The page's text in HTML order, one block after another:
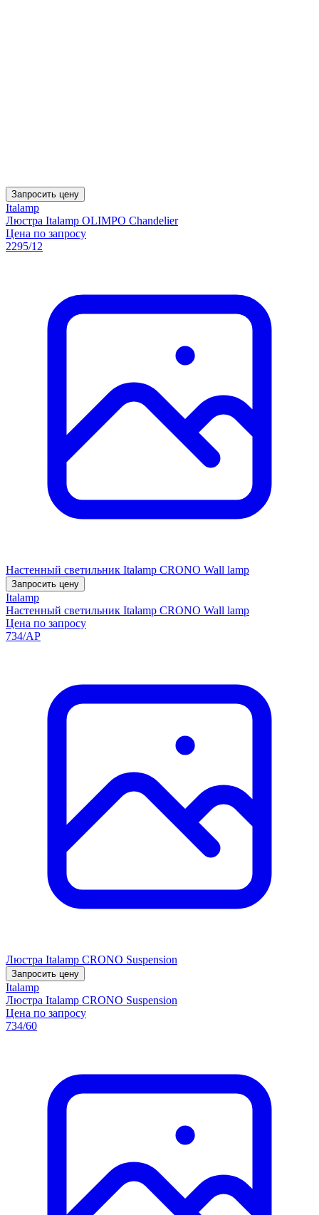
Запросить цену
Italamp
Люстра Italamp OLIMPO Chandelier
Цена по запросу
2295/12
Настенный светильник Italamp CRONO Wall lamp
Запросить цену
Italamp
Настенный светильник Italamp CRONO Wall lamp
Цена по запросу
734/AP
Люстра Italamp CRONO Suspension
Запросить цену
Italamp
Люстра Italamp CRONO Suspension
Цена по запросу
734/60